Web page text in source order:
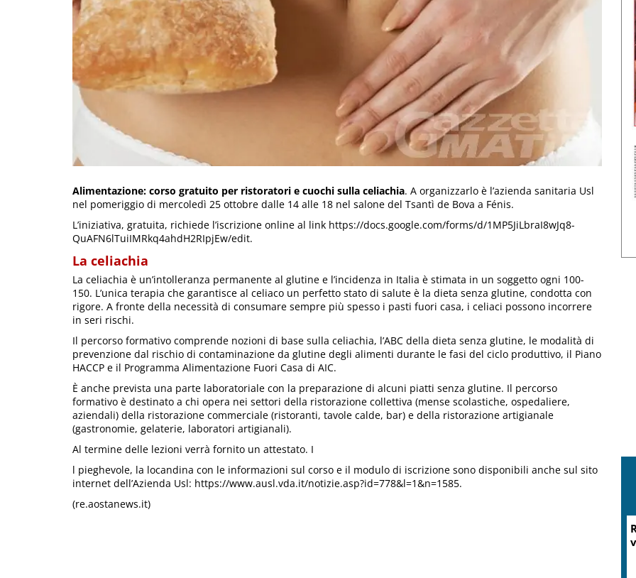
Alimentazione: corso gratuito per ristoratori e cuochi sulla celiachia. A organizzarlo è l’azienda sanitaria Usl
nel pomeriggio di mercoledì 25 ottobre dalle 14 alle 18 nel salone del Tsantì de Bova a Fénis.
L’iniziativa, gratuita, richiede l’iscrizione online al link https://docs.google.com/forms/d/1MP5JiLbraI8wJq8-
QuAFN6lTuiIMRkq4ahdH2RIpjEw/edit.
La celiachia
La celiachia è un’intolleranza permanente al glutine e l’incidenza in Italia è stimata in un soggetto ogni 100-
150. L’unica terapia che garantisce al celiaco un perfetto stato di salute è la dieta senza glutine, condotta con
rigore. A fronte della necessità di consumare sempre più spesso i pasti fuori casa, i celiaci possono incorrere
in seri rischi.
Il percorso formativo comprende nozioni di base sulla celiachia, l’ABC della dieta senza glutine, le modalità di
prevenzione dal rischio di contaminazione da glutine degli alimenti durante le fasi del ciclo produttivo, il Piano
HACCP e il Programma Alimentazione Fuori Casa di AIC.
È anche prevista una parte laboratoriale con la preparazione di alcuni piatti senza glutine. Il percorso
formativo è destinato a chi opera nei settori della ristorazione collettiva (mense scolastiche, ospedaliere,
aziendali) della ristorazione commerciale (ristoranti, tavole calde, bar) e della ristorazione artigianale
(gastronomie, gelaterie, laboratori artigianali).
Al termine delle lezioni verrà fornito un attestato. I
l pieghevole, la locandina con le informazioni sul corso e il modulo di iscrizione sono disponibili anche sul sito
internet dell’Azienda Usl: https://www.ausl.vda.it/notizie.asp?id=778&l=1&n=1585.
(re.aostanews.it)